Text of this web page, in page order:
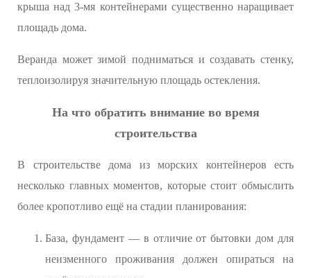
крыша над 3-мя контейнерами существенно наращивает
площадь дома.
Веранда может зимой подниматься и создавать стенку,
теплоизолируя значительную площадь остекления.
На что обратить внимание во время
строительства
В строительстве дома из морских контейнеров есть
несколько главных моментов, которые стоит обмыслить
более кропотливо ещё на стадии планирования:
База, фундамент — в отличие от бытовки дом для
неизменного проживания должен опираться на